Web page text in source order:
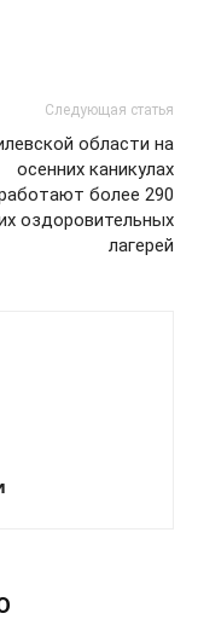
Следующая статья
области на
осенних каникулах
более 290
оздоровительных
лагерей